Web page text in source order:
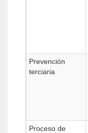
Prevención
terciaria
Proceso de